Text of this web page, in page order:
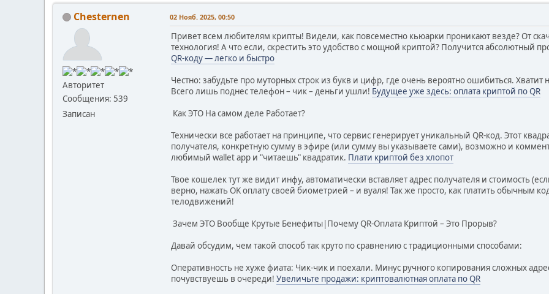
Chesternen
Авторитет
Сообщения: 539
Записан
02 Нояб. 2025, 00:50
Привет всем любителям крипты! Видели, как повсеместно кьюарки проникают везде? От
технология! А что если, скрестить это удобство с мощной криптой? Получится абсолютный
QR-коду — легко и быстро
Честно: забудьте про муторных строк из букв и цифр, где очень вероятно ошибиться.
Всего лишь поднес телефон – чик – деньги ушли! Будущее уже здесь: оплата криптой по QR
Как ЭТО На самом деле Работает?
Технически все работает на принципе, что сервис генерирует уникальный QR-код. Этот
получателя, конкретную сумму в эфире (или сумму вы указываете сами), возможно и
любимый wallet app и "читаешь" квадратик. Плати криптой без хлопот
Твое кошелек тут же видит инфу, автоматически вставляет адрес получателя и стоимость
верно, нажать OK оплату своей биометрией – и вуаля! Так же просто, как платить
телодвижений!
Зачем ЭТО Вообще Крутые Бенефиты|Почему QR-Оплата Криптой – Это Прорыв?
Давай обсудим, чем такой способ так круто по сравнению с традиционными способами:
Оперативность не хуже фиата: Чик-чик и поехали. Минус ручного копирования сложных
почувствуешь в очереди! Увеличьте продажи: криптовалютная оплата по QR